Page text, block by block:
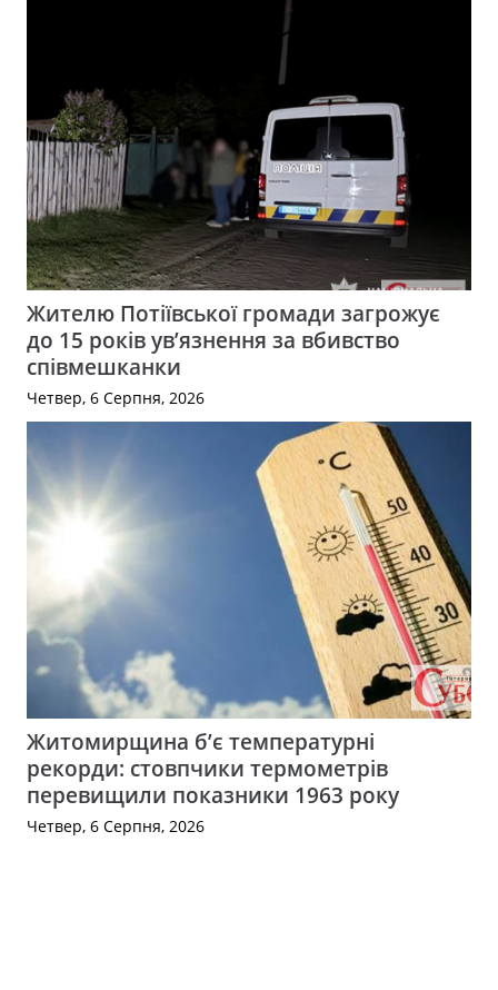
Жителю Потіївської громади загрожує
до 15 років ув’язнення за вбивство
співмешканки
Четвер, 6 Серпня, 2026
Житомирщина б’є температурні
рекорди: стовпчики термометрів
перевищили показники 1963 року
Четвер, 6 Серпня, 2026